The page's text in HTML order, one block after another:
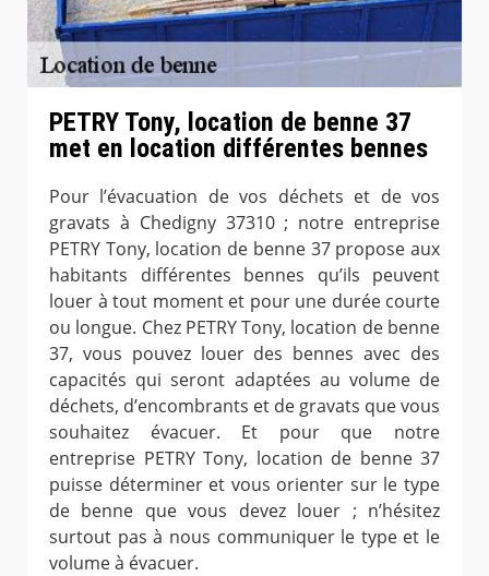
PETRY Tony, location de benne 37
met en location différentes bennes
Pour l’évacuation de vos déchets et de vos
gravats à Chedigny 37310 ; notre entreprise
PETRY Tony, location de benne 37 propose aux
habitants différentes bennes qu’ils peuvent
louer à tout moment et pour une durée courte
ou longue. Chez PETRY Tony, location de benne
37, vous pouvez louer des bennes avec des
capacités qui seront adaptées au volume de
déchets, d’encombrants et de gravats que vous
souhaitez évacuer. Et pour que notre
entreprise PETRY Tony, location de benne 37
puisse déterminer et vous orienter sur le type
de benne que vous devez louer ; n’hésitez
surtout pas à nous communiquer le type et le
volume à évacuer.